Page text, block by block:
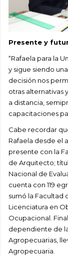
Presente y
“Rafaela para la
y sigue siendo
decisión nos
otras alternativas
a distancia,
capacitaciones
Cabe recordar
Rafaela desde el
presente con la
de Arquitecto;
Nacional de
cuenta con 119
sumó la Facultad
Licenciatura en
Ocupacional.
dependiente de
Agropecuarias,
Agropecuaria.